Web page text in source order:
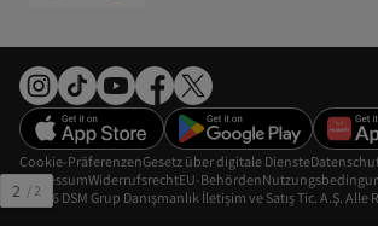
2 / 2
©2026 DSM Grup Danışmanlık İletişim ve Satış Tic. A.Ş.
Cookie-PräferenzenGesetz über digitale Dienste
ImpressumWiderrufsrechtEU-Behörden